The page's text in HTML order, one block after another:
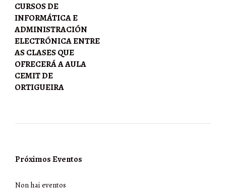
CURSOS DE
INFORMÁTICA E
ADMINISTRACIÓN
ELECTRÓNICA ENTRE
AS CLASES QUE
OFRECERÁ A AULA
CEMIT DE
ORTIGUEIRA
Próximos Eventos
Non hai eventos